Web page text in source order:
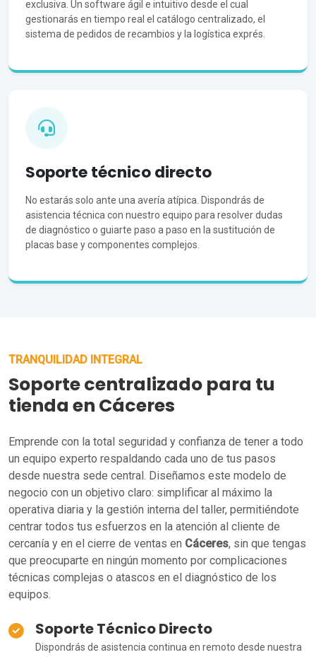
exclusiva. Un software ágil e intuitivo desde el cual
gestionarás en tiempo real el catálogo centralizado, el
sistema de pedidos de recambios y la logística exprés.
Soporte técnico directo
No estarás solo ante una avería atípica. Dispondrás de
asistencia técnica con nuestro equipo para resolver dudas
de diagnóstico o guiarte paso a paso en la sustitución de
placas base y componentes complejos.
TRANQUILIDAD INTEGRAL
Soporte centralizado para tu
tienda en Cáceres
Emprende con la total seguridad y confianza de tener a todo
un equipo experto respaldando cada uno de tus pasos
desde nuestra sede central. Diseñamos este modelo de
negocio con un objetivo claro: simplificar al máximo la
operativa diaria y la gestión interna del taller, permitiéndote
centrar todos tus esfuerzos en la atención al cliente de
cercanía y en el cierre de ventas en Cáceres, sin que tengas
que preocuparte en ningún momento por complicaciones
técnicas complejas o atascos en el diagnóstico de los
equipos.
Soporte Técnico Directo
Dispondrás de asistencia continua en remoto desde nuestra